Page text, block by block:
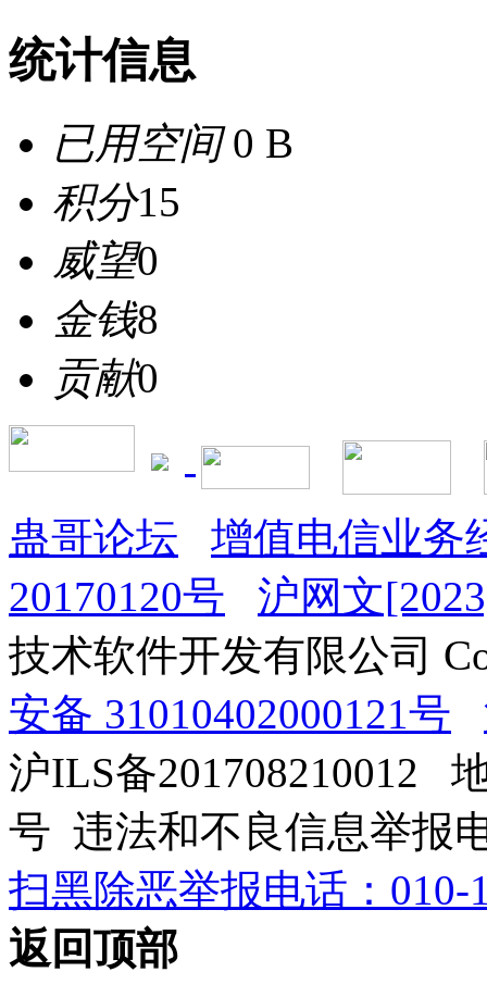
统计信息
已用空间0 B
积分15
威望0
金钱8
贡献0
蛊哥论坛
增值电信业务
20170120号
沪网文
技术软件开发有限公司
安备 31010402000121号
沪ILS备201708210012
号 违法和不良信息举报
扫黑除恶举报电话：010-
返回顶部